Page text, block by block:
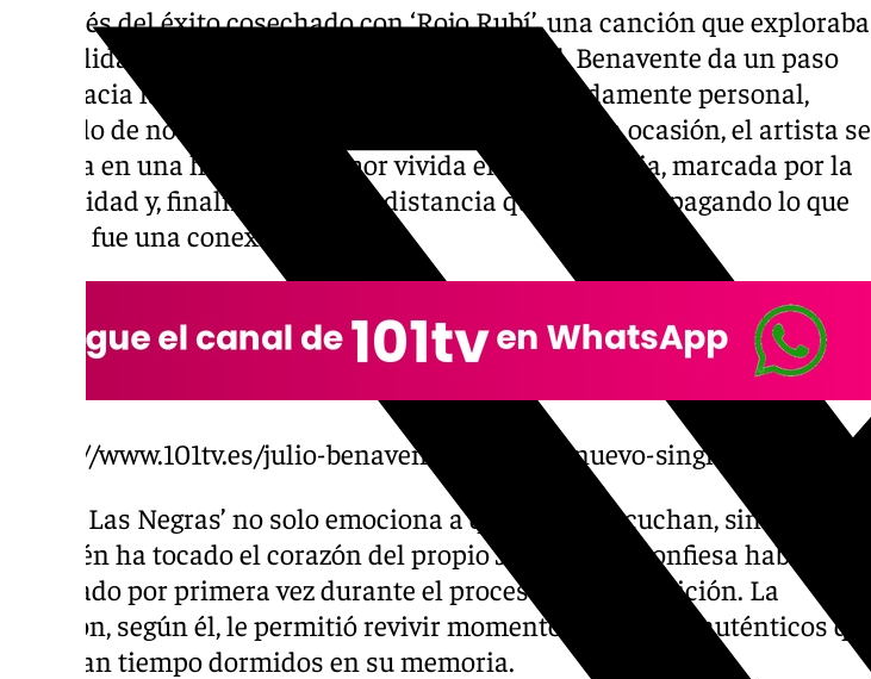
Después del éxito cosechado con ‘Rojo Rubí’, una canción que exploraba
la dualidad entre el deseo y el vacío emocional, Benavente da un paso
más hacia la vulnerabilidad con un tema profundamente personal,
cargado de nostalgia y sentimientos reales. En esta ocasión, el artista se
inspira en una historia de amor vivida en carne propia, marcada por la
intensidad y, finalmente, por la distancia que terminó apagando lo que
un día fue una conexión especial.
https://www.101tv.es/julio-benavente-lanza-su-nuevo-single-rojo-rubi/
‘Playa Las Negras’ no solo emociona a quienes la escuchan, sino que
también ha tocado el corazón del propio Julio, quien confiesa haberse
quebrado por primera vez durante el proceso de composición. La
canción, según él, le permitió revivir momentos íntimos y auténticos que
llevaban tiempo dormidos en su memoria.